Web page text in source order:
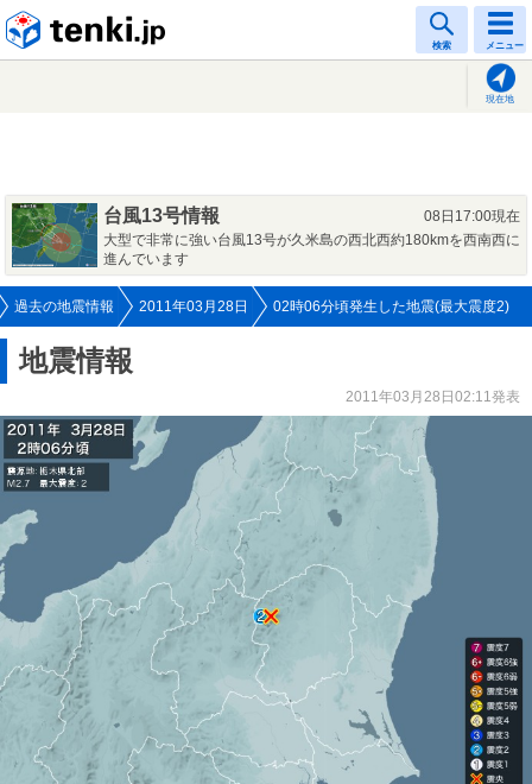
検索 メニュー
現在地
台風13号情報
08日17:00現在
大型で非常に強い台風13号が久米島の西北西約180kmを西南西に
進んでいます
過去の地震情報 2011年03月28日 02時06分頃発生した地震(最大震度2)
地震情報
2011年03月28日02:11発表